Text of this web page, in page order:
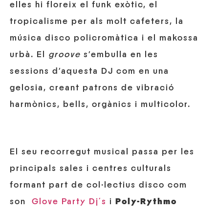
elles hi floreix el funk exòtic, el
tropicalisme per als molt cafeters, la
música disco policromàtica i el makossa
urbà. El groove s’embulla en les
sessions d’aquesta DJ com en una
gelosia, creant patrons de vibració
harmònics, bells, orgànics i multicolor.
El seu recorregut musical passa per les
principals sales i centres culturals
formant part de col·lectius disco com
son Glove Party Dj´s i
Poly-Rythmo